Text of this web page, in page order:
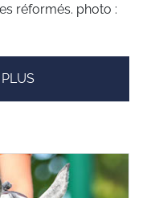
réformés. photo :